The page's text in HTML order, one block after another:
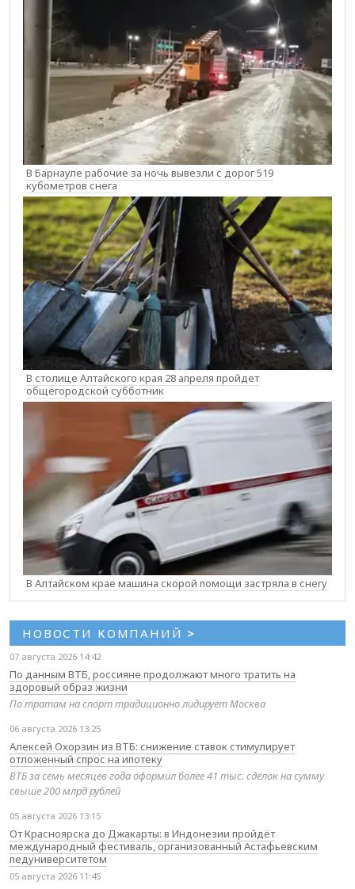
В Барнауле рабочие за ночь вывезли с дорог 519
кубометров снега
В столице Алтайского края 28 апреля пройдет
общегородской субботник
В Алтайском крае машина скорой помощи застряла в снегу
НОВОСТИ КОМПАНИЙ >
07 августа 2026 14:42
По данным ВТБ, россияне продолжают много тратить на
здоровый образ жизни
По тратам на спорт традиционно лидирует Москва
06 августа 2026 13:25
Алексей Охорзин из ВТБ: снижение ставок стимулирует
отложенный спрос на ипотеку
ВТБ за семь месяцев года оформил более 41 тыс. сделок на сумму
свыше 200 млрд рублей
05 августа 2026 13:15
От Красноярска до Джакарты: в Индонезии пройдёт
международный фестиваль, организованный Астафьевским
педуниверситетом
05 августа 2026 11:45